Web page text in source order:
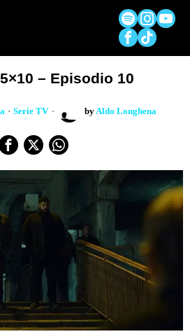
– Episodio 10
· Serie TV by Aldo Longhena